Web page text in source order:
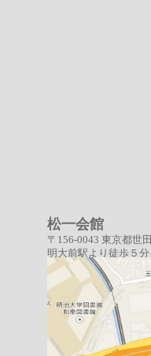
松一会館
〒156-0043 東京都世
明大前駅より徒歩５分